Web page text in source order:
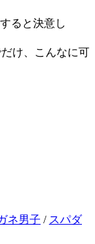
ると決意し
け、こんなに可
ネ男子 / スパダ